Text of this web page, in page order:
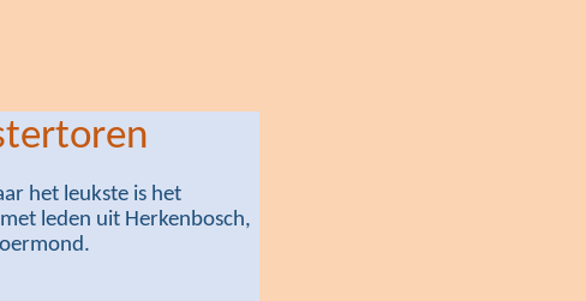
het leukste is het
leden uit Herkenbosch,